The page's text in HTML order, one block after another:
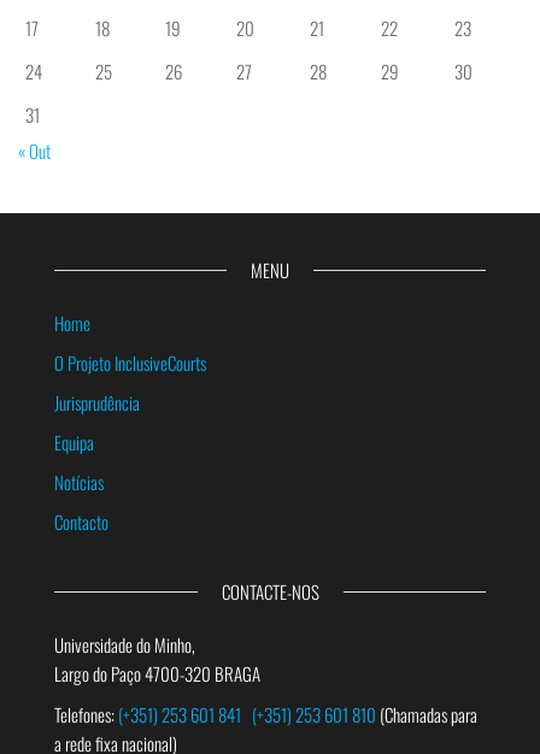
17
18 19 20 21 22
23
24
25 26 27 28 29
30
31
« Out
MENU
Home
O Projeto InclusiveCourts
Jurisprudência
Equipa
Notícias
Contacto
CONTACTE-NOS
Universidade do Minho,
Largo do Paço 4700-320 BRAGA
Telefones:(+351) 253 601 841 (+351) 253 601 810 (Chamadas para
a rede fixa nacional)